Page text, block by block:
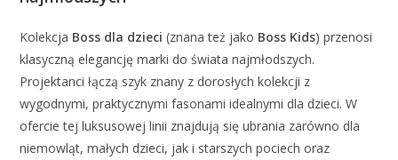
Kolekcja Boss dla dzieci (znana też jako Boss Kids) przenosi
klasyczną elegancję marki do świata najmłodszych.
Projektanci łączą szyk znany z dorosłych kolekcji z
wygodnymi, praktycznymi fasonami idealnymi dla dzieci. W
ofercie tej luksusowej linii znajdują się ubrania zarówno dla
niemowląt, małych dzieci, jak i starszych pociech oraz